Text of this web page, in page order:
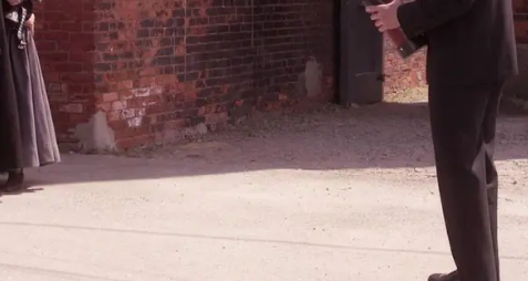
WhatsappFacebook
X
a un caso que pone ala ciudad
grave peligro.El alcalde se pone en
una película en la que apareceun
bombona con un gas
que, a simple